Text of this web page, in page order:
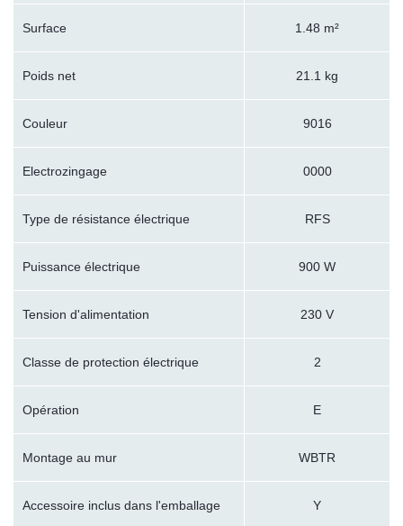
Surface 1.48 m²
Poids net 21.1 kg
Couleur 9016
Electrozingage 0000
Type de résistance électrique RFS
Puissance électrique 900 W
Tension d'alimentation 230 V
Classe de protection électrique 2
Opération E
Montage au mur WBTR
Accessoire inclus dans l'emballage Y